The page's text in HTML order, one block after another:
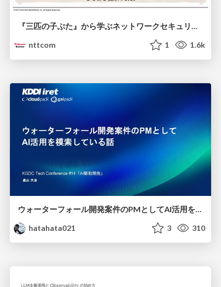
nttcom
1 1.6k
ウォーターフォール開発案件のPMとしてAI活用を模索している話
hatahata021
3 310